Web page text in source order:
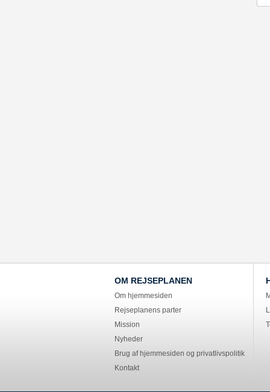
OM REJSEPLANEN
Om hjemmesiden
Rejseplanens parter
Mission
Nyheder
Brug af hjemmesiden og privatlivspolitik
Kontakt